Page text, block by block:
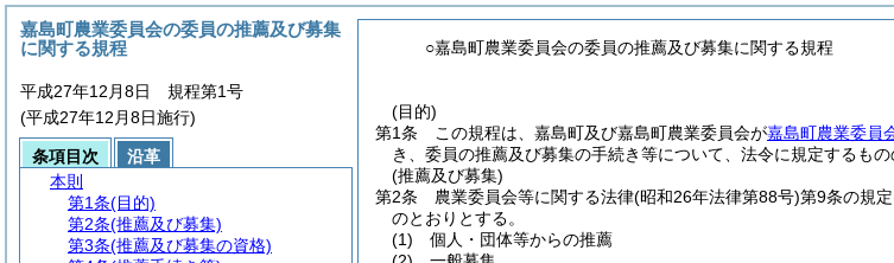
○嘉島町農業委員会の委員の推薦及び募集に関する規程
(目的)
第1条
この規程は、嘉島町及び嘉島町農業委員会が嘉島町農業委員
き、委員の推薦及び募集の手続き等について、法令に規定するも
(推薦及び募集)
第2条
農業委員会等に関する法律(昭和26年法律第88号)第9条の規
のとおりとする。
(1)
個人・団体等からの推薦
嘉島町農業委員会の委員の推薦及び募集
に関する規程
平成27年12月8日 規程第1号
(平成27年12月8日施行)
条項目次
沿革
本則
第1条(目的)
第2条(推薦及び募集)
第3条(推薦及び募集の資格)